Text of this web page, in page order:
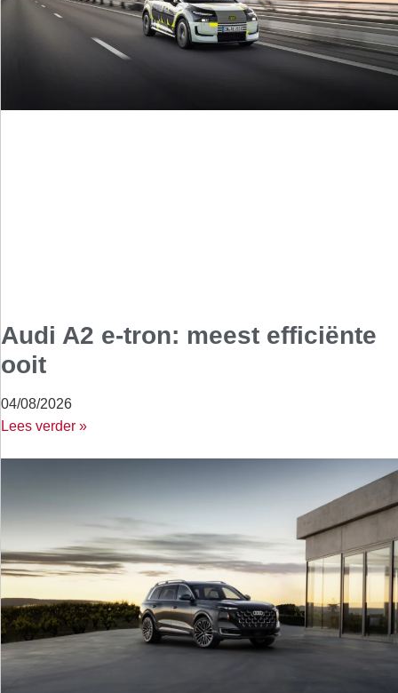
Audi A2 e-tron: meest efficiënte
ooit
04/08/2026
Lees verder »